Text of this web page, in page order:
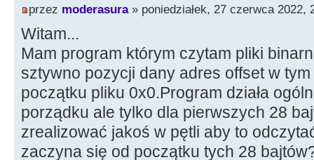
przez moderasura» poniedziałek, 27 czerwca 2022,
Witam...
Mam program którym czytam pliki
sztywno pozycji dany adres offset w
początku pliku 0x0.Program działa
porządku ale tylko dla pierwszych 28
zrealizować jakoś w pętli aby to
zaczyna się od początku tych 28